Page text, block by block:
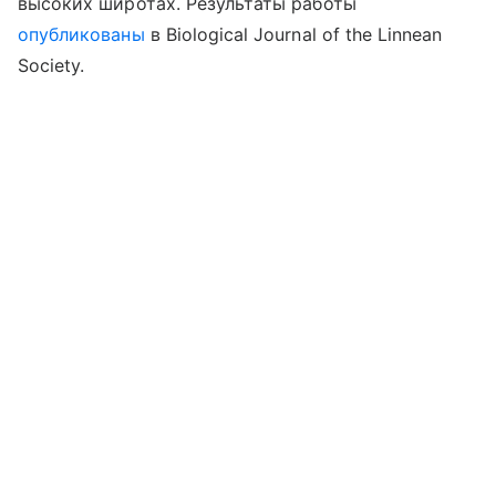
опубликованы вBiological Journal of the Linnean
Society.